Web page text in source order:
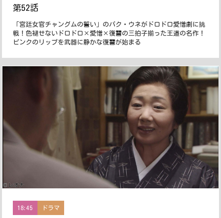
第52話
「宮廷女官チャングムの誓い」のパク・ウネがドロドロ愛憎劇に挑
戦！色褪せないドロドロ×愛憎×復讐の三拍子揃った王道の名作！
ピンクのリップを武器に静かな復讐が始まる
18:45 ドラマ